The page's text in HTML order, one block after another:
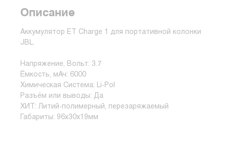
Описание
Аккумулятор ET Charge 1 для портативной колонки
JBL.
Напряжение, Вольт: 3.7
Ёмкость, мАч: 6000
Химическая Система: Li-Pol
Разъём или выводы: Да
ХИТ: Литий-полимерный, перезаряжаемый
Габариты: 96x30x19мм